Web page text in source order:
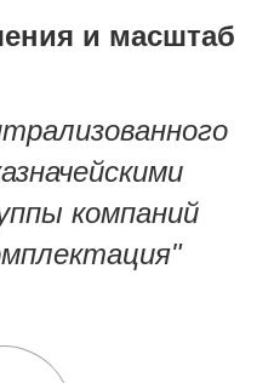
и масштаб
компаний